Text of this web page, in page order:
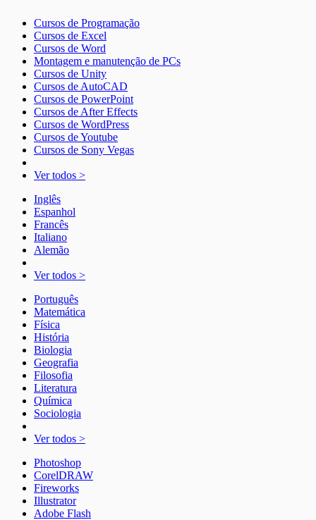
Cursos de Programação
Cursos de Excel
Cursos de Word
Montagem e manutenção de PCs
Cursos de Unity
Cursos de AutoCAD
Cursos de PowerPoint
Cursos de After Effects
Cursos de WordPress
Cursos de Youtube
Cursos de Sony Vegas
Ver todos >
Inglês
Espanhol
Francês
Italiano
Alemão
Ver todos >
Português
Matemática
Física
História
Biologia
Geografia
Filosofia
Literatura
Química
Sociologia
Ver todos >
Photoshop
CorelDRAW
Fireworks
Illustrator
Adobe Flash